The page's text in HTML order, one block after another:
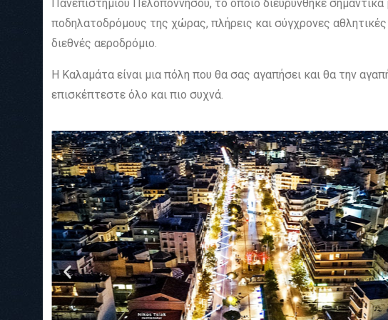
Πανεπιστημίου Πελοποννήσου, το οποίο διευρύνθηκε
ποδηλατοδρόμους της χώρας, πλήρεις και σύγχρονες
διεθνές αεροδρόμιο.
Η Καλαμάτα είναι μια πόλη που θα σας αγαπήσει και θα την
επισκέπτεστε όλο και πιο συχνά.